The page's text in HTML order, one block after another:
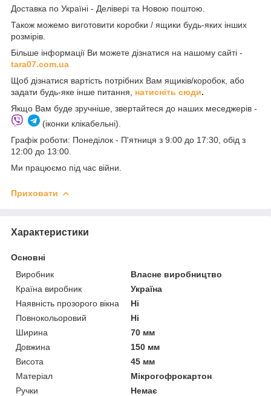
Доставка по Україні - Делівері та Новою поштою.
Також можемо виготовити коробки / ящики будь-яких інших
розмірів.
Більше інформації Ви можете дізнатися на нашому сайті -
tara07.com.ua
Щоб дізнатися вартість потрібних Вам ящиків/коробок, або
задати будь-яке інше питання, натисніть сюди.
Якщо Вам буде зручніше, звертайтеся до наших меседжерів -
(іконки клікабельні).
Графік роботи: Понеділок - П'ятниця з 9:00 до 17:30, обід з
12:00 до 13:00.
Ми працюємо під час війни.
Приховати
Характеристики
Основні
Виробник
Власне виробництво
Країна виробник
Україна
Наявність прозорого вікна
Ні
Повнокольоровий
Ні
Ширина
70 мм
Довжина
150 мм
Висота
45 мм
Матеріал
Мікрогофрокартон
Ручки
Немає